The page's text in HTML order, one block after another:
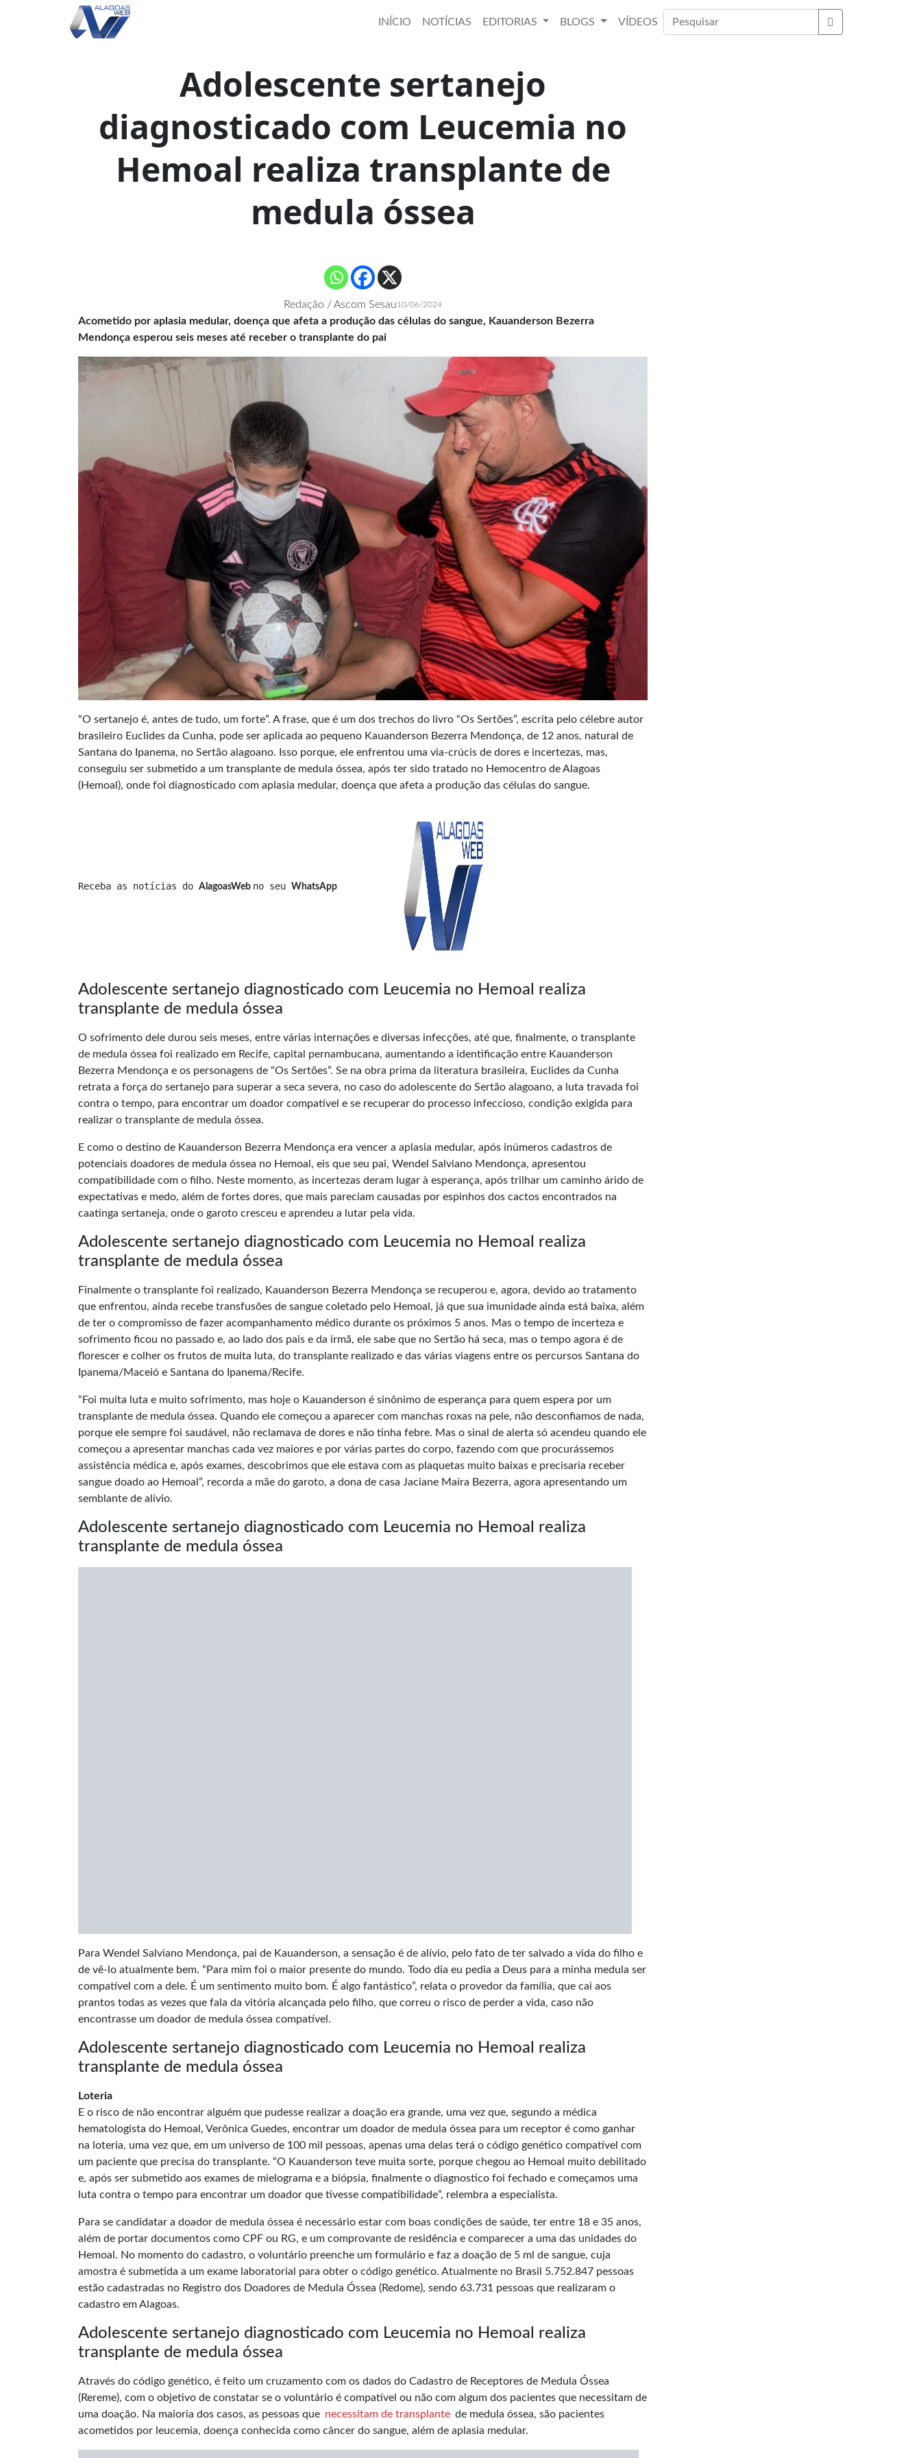
INÍCIO NOTÍCIAS EDITORIAS BLOGS
VÍDEOS
Buscar
Adolescente sertanejo
diagnosticado com Leucemia no
Hemoal realiza transplante de
medula óssea
Redação / Ascom Sesau10/06/2024
Acometido por aplasia medular, doença que afeta a produção das células do sangue, Kauanderson Bezerra
Mendonça esperou seis meses até receber o transplante do pai
“O sertanejo é, antes de tudo, um forte”. A frase, que é um dos trechos do livro “Os Sertões”, escrita pelo célebre autor
brasileiro Euclides da Cunha, pode ser aplicada ao pequeno Kauanderson Bezerra Mendonça, de 12 anos, natural de
Santana do Ipanema, no Sertão alagoano. Isso porque, ele enfrentou uma via-crúcis de dores e incertezas, mas,
conseguiu ser submetido a um transplante de medula óssea, após ter sido tratado no Hemocentro de Alagoas
(Hemoal), onde foi diagnosticado com aplasia medular, doença que afeta a produção das células do sangue.
Receba as notícias do AlagoasWeb no seu WhatsApp
Adolescente sertanejo diagnosticado com Leucemia no Hemoal realiza
transplante de medula óssea
O sofrimento dele durou seis meses, entre várias internações e diversas infecções, até que, finalmente, o transplante
de medula óssea foi realizado em Recife, capital pernambucana, aumentando a identificação entre Kauanderson
Bezerra Mendonça e os personagens de “Os Sertões”. Se na obra prima da literatura brasileira, Euclides da Cunha
retrata a força do sertanejo para superar a seca severa, no caso do adolescente do Sertão alagoano, a luta travada foi
contra o tempo, para encontrar um doador compatível e se recuperar do processo infeccioso, condição exigida para
realizar o transplante de medula óssea.
E como o destino de Kauanderson Bezerra Mendonça era vencer a aplasia medular, após inúmeros cadastros de
potenciais doadores de medula óssea no Hemoal, eis que seu pai, Wendel Salviano Mendonça, apresentou
compatibilidade com o filho. Neste momento, as incertezas deram lugar à esperança, após trilhar um caminho árido de
expectativas e medo, além de fortes dores, que mais pareciam causadas por espinhos dos cactos encontrados na
caatinga sertaneja, onde o garoto cresceu e aprendeu a lutar pela vida.
Adolescente sertanejo diagnosticado com Leucemia no Hemoal realiza
transplante de medula óssea
Finalmente o transplante foi realizado, Kauanderson Bezerra Mendonça se recuperou e, agora, devido ao tratamento
que enfrentou, ainda recebe transfusões de sangue coletado pelo Hemoal, já que sua imunidade ainda está baixa, além
de ter o compromisso de fazer acompanhamento médico durante os próximos 5 anos. Mas o tempo de incerteza e
sofrimento ficou no passado e, ao lado dos pais e da irmã, ele sabe que no Sertão há seca, mas o tempo agora é de
florescer e colher os frutos de muita luta, do transplante realizado e das várias viagens entre os percursos Santana do
Ipanema/Maceió e Santana do Ipanema/Recife.
“Foi muita luta e muito sofrimento, mas hoje o Kauanderson é sinônimo de esperança para quem espera por um
transplante de medula óssea. Quando ele começou a aparecer com manchas roxas na pele, não desconfiamos de nada,
porque ele sempre foi saudável, não reclamava de dores e não tinha febre. Mas o sinal de alerta só acendeu quando ele
começou a apresentar manchas cada vez maiores e por várias partes do corpo, fazendo com que procurássemos
assistência médica e, após exames, descobrimos que ele estava com as plaquetas muito baixas e precisaria receber
sangue doado ao Hemoal”, recorda a mãe do garoto, a dona de casa Jaciane Maíra Bezerra, agora apresentando um
semblante de alívio.
Adolescente sertanejo diagnosticado com Leucemia no Hemoal realiza
transplante de medula óssea
Para Wendel Salviano Mendonça, pai de Kauanderson, a sensação é de alívio, pelo fato de ter salvado a vida do filho e
de vê-lo atualmente bem. “Para mim foi o maior presente do mundo. Todo dia eu pedia a Deus para a minha medula ser
compatível com a dele. É um sentimento muito bom. É algo fantástico”, relata o provedor da família, que cai aos
prantos todas as vezes que fala da vitória alcançada pelo filho, que correu o risco de perder a vida, caso não
encontrasse um doador de medula óssea compatível.
Adolescente sertanejo diagnosticado com Leucemia no Hemoal realiza
transplante de medula óssea
Loteria
E o risco de não encontrar alguém que pudesse realizar a doação era grande, uma vez que, segundo a médica
hematologista do Hemoal, Verônica Guedes, encontrar um doador de medula óssea para um receptor é como ganhar
na loteria, uma vez que, em um universo de 100 mil pessoas, apenas uma delas terá o código genético compatível com
um paciente que precisa do transplante. “O Kauanderson teve muita sorte, porque chegou ao Hemoal muito debilitado
e, após ser submetido aos exames de mielograma e a biópsia, finalmente o diagnostico foi fechado e começamos uma
luta contra o tempo para encontrar um doador que tivesse compatibilidade”, relembra a especialista.
Para se candidatar a doador de medula óssea é necessário estar com boas condições de saúde, ter entre 18 e 35 anos,
além de portar documentos como CPF ou RG, e um comprovante de residência e comparecer a uma das unidades do
Hemoal. No momento do cadastro, o voluntário preenche um formulário e faz a doação de 5 ml de sangue, cuja
amostra é submetida a um exame laboratorial para obter o código genético. Atualmente no Brasil 5.752.847 pessoas
estão cadastradas no Registro dos Doadores de Medula Óssea (Redome), sendo 63.731 pessoas que realizaram o
cadastro em Alagoas.
Adolescente sertanejo diagnosticado com Leucemia no Hemoal realiza
transplante de medula óssea
Através do código genético, é feito um cruzamento com os dados do Cadastro de Receptores de Medula Óssea
(Rereme), com o objetivo de constatar se o voluntário é compatível ou não com algum dos pacientes que necessitam de
uma doação. Na maioria dos casos, as pessoas que necessitam de transplante de medula óssea, são pacientes
acometidos por leucemia, doença conhecida como câncer do sangue, além de aplasia medular.